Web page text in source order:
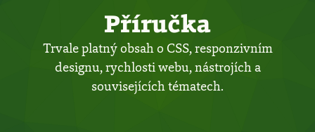
Příručka
Trvale platný obsah o CSS, responzivním
designu, rychlosti webu, nástrojích a
souvisejících tématech.